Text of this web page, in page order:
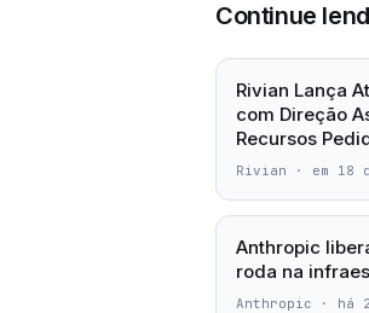
Continue
Rivian Lança
com Direção
Recursos
Rivian · em 18
Anthropic
roda na
Anthropic · há